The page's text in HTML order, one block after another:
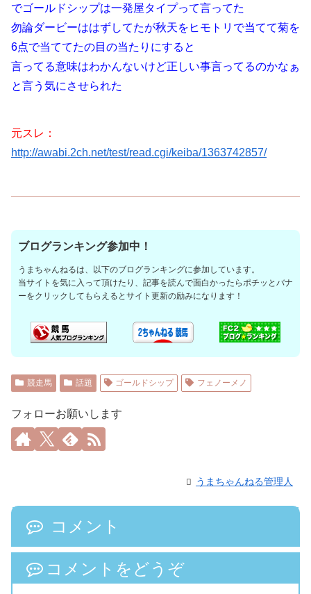
でゴールドシップは一発屋タイプって言ってた
勿論ダービーははずしてたが秋天をヒモトリで当てて菊を
6点で当ててたの目の当たりにすると
言ってる意味はわかんないけど正しい事言ってるのかなぁ
と言う気にさせられた
元スレ：
http://awabi.2ch.net/test/read.cgi/keiba/1363742857/
ブログランキング参加中！
うまちゃんねるは、以下のブログランキングに参加しています。
当サイトを気に入って頂けたり、記事を読んで面白かったらポチッとバナ
ーをクリックしてもらえるとサイト更新の励みになります！
競走馬 話題 ゴールドシップ フェノーメノ
フォローお願いします
うまちゃんねる管理人
コメント
コメントをどうぞ